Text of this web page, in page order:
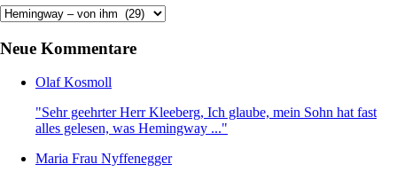
Kategorien
Neue Kommentare
Olaf Kosmoll
"Sehr geehrter Herr Kleeberg, Ich glaube, mein Sohn hat fast
alles gelesen, was Hemingway ..."
Maria Frau Nyffenegger